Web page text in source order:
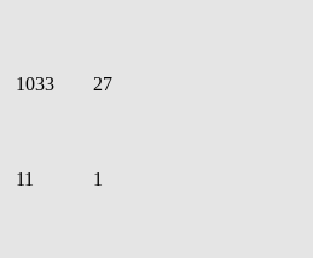
1033 27
11 1